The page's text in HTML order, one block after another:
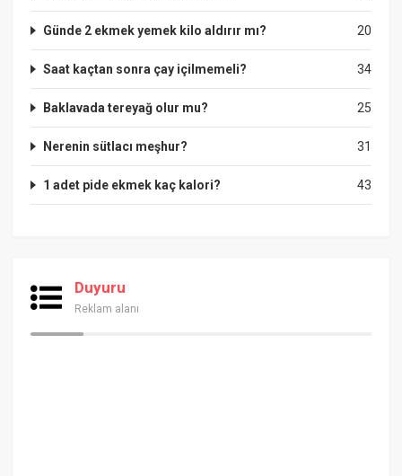
20
Günde 2 ekmek yemek kilo aldırır mı?
34
Saat kaçtan sonra çay içilmemeli?
25
Baklavada tereyağ olur mu?
31
Nerenin sütlacı meşhur?
43
1 adet pide ekmek kaç kalori?
Duyuru
Reklam alanı